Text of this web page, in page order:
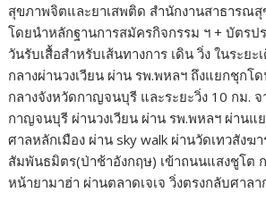
สุขภาพจิตและยาเสพติด สำนักงานสาธารณ
โดยนำหลักฐานการสมัครกิจกรรม ฯ + บัตร
วันรับเสื้อสำหรับเส้นทางการ เดิน วิ่ง ในระย
กลางผ่านวงเวียน ผ่าน รพ.พหลฯ ถึงแยกชุกโ
กลางจังหวัดกาญจนบุรี และระยะวิ่ง 10 กม.
กาญจนบุรี ผ่านวงเวียน ผ่าน รพ.พหลฯ ผ่านแ
ศาลหลักเมือง ผ่าน sky walk ผ่านวัดเทวสังฆ
สัมพันธมิตร(ป่าช้าอังกฤษ) เข้าถนนแสงชูโต
หน้ายามาฮ่า ผ่านตลาดเจเจ วิ่งตรงกลับศาล